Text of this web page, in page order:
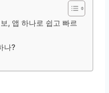
, 앱 하나로 쉽고 빠르
나?